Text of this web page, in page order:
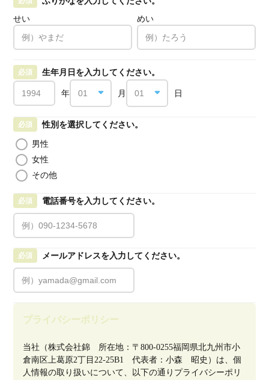
せい
めい
必須 生年月日を入力してください。
年 月 日
必須
性別を選択してください。
男性
女性
その他
必須 電話番号を入力してください。
必須 メールアドレスを入力してください。
プライバシーポリシー
当社（株式会社錦　所在地：〒800-0255福岡県北九州市小
倉南区上葛原2丁目22-25B1　代表者：小森　昭史）は、個
人情報の取り扱いについて、以下の通りプライバシーポリ